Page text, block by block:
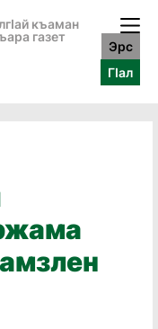
къаман
газет
Эрс
ГӀал